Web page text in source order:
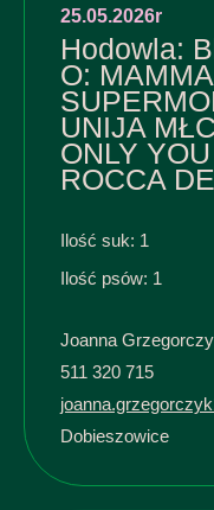
25.05.2026r
Hodowla:
O:
UNIJA
ONLY
ROCCA
Ilość suk: 1
Ilość psów: 1
Joanna
511 320 715
Dobieszowice